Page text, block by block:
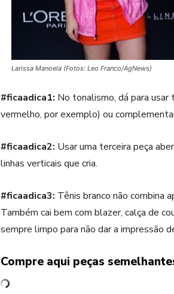
Larissa Manoela (Fotos: Leo Franco/AgNews)
#ficaadica1: No tonalismo, dá para usar
vermelho, por exemplo) ou
#ficaadica2: Usar uma terceira peça
linhas verticais que cria.
#ficaadica3: Tênis branco não combina
Também cai bem com blazer, calça de
sempre limpo para não dar a impressão
Compre aqui peças